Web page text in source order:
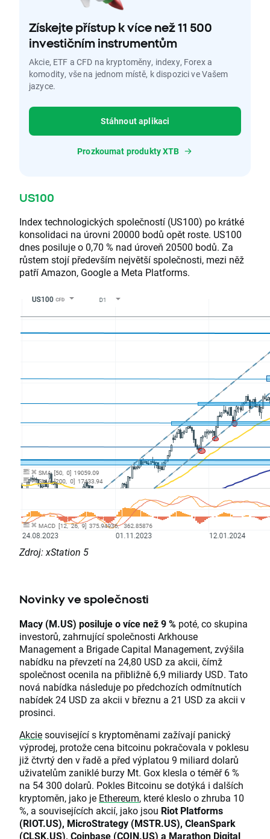
Získejte přístup k více než 11 500
investičním instrumentům
Akcie, ETF a CFD na kryptoměny, indexy, Forex a
komodity, vše na jednom místě, k dispozici ve Vašem
jazyce.
Stáhnout aplikaci
Prozkoumat produkty XTB
US100
Index technologických společností (US100) po krátké
konsolidaci na úrovni 20000 bodů opět roste. US100
dnes posiluje o 0,70 % nad úroveň 20500 bodů. Za
růstem stojí především největší společnosti, mezi něž
patří Amazon, Google a Meta Platforms.
Zdroj: xStation 5
Novinky ve společnosti
Macy (M.US) posiluje o více než 9 % poté, co skupina
investorů, zahrnující společnosti Arkhouse
Management a Brigade Capital Management, zvýšila
nabídku na převzetí na 24,80 USD za akcii, čímž
společnost ocenila na přibližně 6,9 miliardy USD. Tato
nová nabídka následuje po předchozích odmítnutích
nabídek 24 USD za akcii v březnu a 21 USD za akcii v
prosinci.
Akciesouvisející s kryptoměnami zažívají panický
výprodej, protože cena bitcoinu pokračovala v poklesu
již čtvrtý den v řadě a před výplatou 9 miliard dolarů
uživatelům zaniklé burzy Mt. Gox klesla o téměř 6 %
na 54 300 dolarů. Pokles Bitcoinu se dotýká i dalších
kryptoměn, jako je Ethereum, které kleslo o zhruba 10
%, a souvisejících akcií, jako jsou Riot Platforms
(RIOT.US), MicroStrategy (MSTR.US), CleanSpark
(CLSK.US), Coinbase (COIN.US) a Marathon Digital